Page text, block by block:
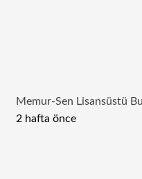
Memur-Sen Lisansüstü
2 hafta önce